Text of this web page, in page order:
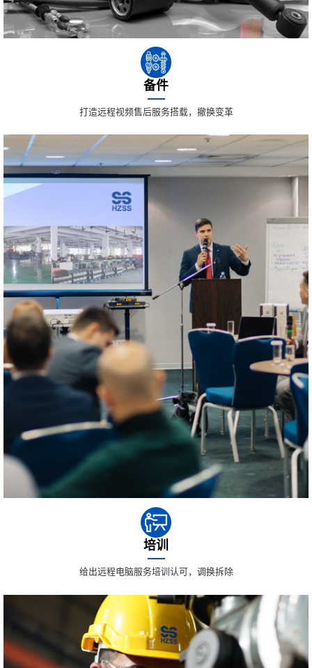
备件
打造远程视频售后服务搭载，撤换变革
培训
给出远程电脑服务培训认可，调换拆除